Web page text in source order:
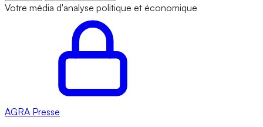
Votre média d'analyse politique et économique
AGRA Presse